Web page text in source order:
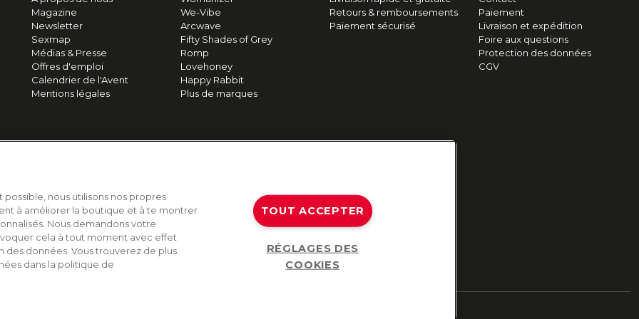
Magazine
Newsletter
Sexmap
Médias & Presse
Offres d'emploi
Calendrier de l'Avent
Mentions légales
We-Vibe
Arcwave
Fifty Shades of Grey
Romp
Lovehoney
Happy Rabbit
Plus de marques
Retours & remboursements
Paiement sécurisé
Paiement
Livraison et expédition
Foire aux questions
Protection des données
CGV
nous utilisons nos propres
à améliorer la boutique et à te montrer
Nous demandons votre
cela à tout moment avec effet
données. Vous trouverez de plus
dans la politique de
TOUT ACCEPTER
RÉGLAGES DES
COOKIES